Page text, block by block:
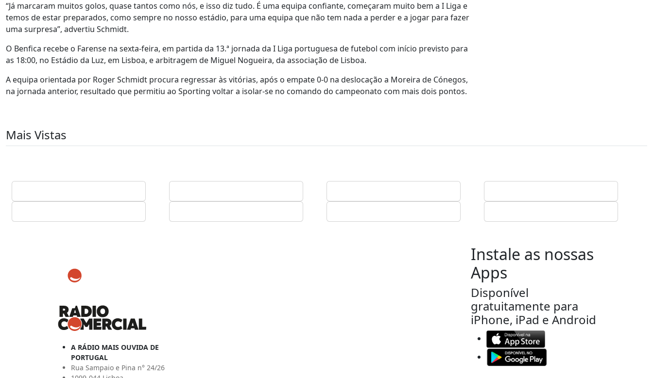
“Já marcaram muitos golos, quase tantos como nós, e isso diz tudo. É uma equipa confiante, começaram muito bem a I Liga e
temos de estar preparados, como sempre no nosso estádio, para uma equipa que não tem nada a perder e a jogar para fazer
uma surpresa”, advertiu Schmidt.
O Benfica recebe o Farense na sexta-feira, em partida da 13.ª jornada da I Liga portuguesa de futebol com início previsto para
as 18:00, no Estádio da Luz, em Lisboa, e arbitragem de Miguel Nogueira, da associação de Lisboa.
A equipa orientada por Roger Schmidt procura regressar às vitórias, após o empate 0-0 na deslocação a Moreira de Cónegos,
na jornada anterior, resultado que permitiu ao Sporting voltar a isolar-se no comando do campeonato com mais dois pontos.
Mais Vistas
A RÁDIO MAIS OUVIDA DE
PORTUGAL
Rua Sampaio e Pina n° 24/26
Instale as nossas
Apps
Disponível
gratuitamente para
iPhone, iPad e Android